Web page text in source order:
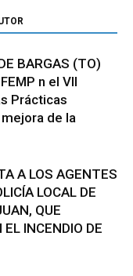
BARGAS (TO)
n el VII
Prácticas
de la
A LOS AGENTES
LOCAL DE
QUE
INCENDIO DE